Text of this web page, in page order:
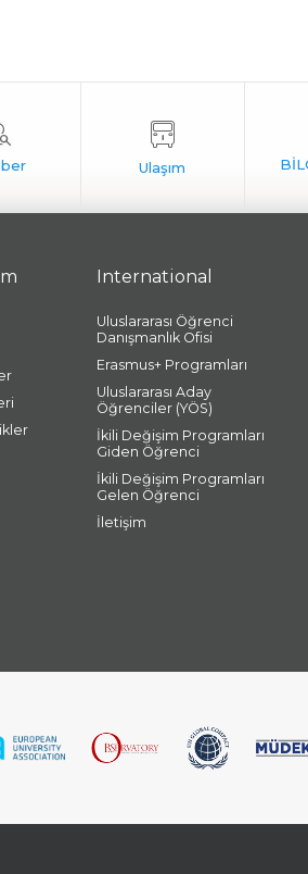
International
Uluslararası Öğrenci
Danışmanlık Ofisi
Erasmus+ Programları
Uluslararası Aday
Öğrenciler (YÖS)
İkili Değişim Programları
Giden Öğrenci
İkili Değişim Programları
Gelen Öğrenci
İletişim